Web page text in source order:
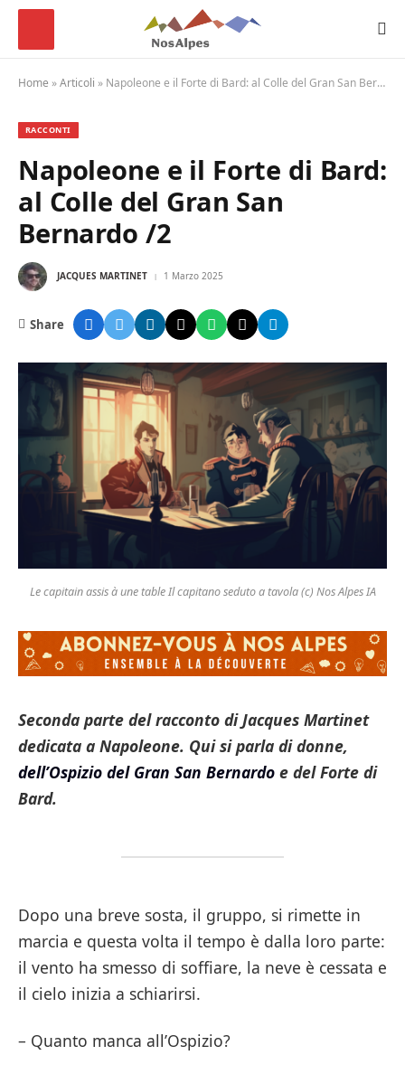
Home »Articoli » Napoleone e il Forte di Bard: al Colle del Gran San Bernardo /2
RACCONTI
Napoleone e il Forte di Bard:
al Colle del Gran San
Bernardo /2
JACQUES MARTINET 1 Marzo 2025
Share
Le capitain assis à une table Il capitano seduto a tavola (c) Nos Alpes IA
Seconda parte del racconto di Jacques Martinet
dedicata a Napoleone. Qui si parla di donne,
dell’Ospizio del Gran San Bernardo e del Forte di
Bard.
Dopo una breve sosta, il gruppo, si rimette in
marcia e questa volta il tempo è dalla loro parte:
il vento ha smesso di soffiare, la neve è cessata e
il cielo inizia a schiarirsi.
– Quanto manca all’Ospizio?